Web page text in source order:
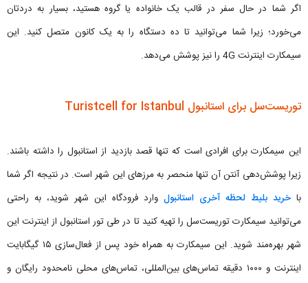
اگر شما در حال سفر در قالب یک خانواده یا گروه هستید، بسیار به دردتان
می‌خورد؛ زیرا شما می‌توانید تا ده دستگاه را به یک کانون متصل کنید. این
سیمکارت اینترنت 4G را نیز پوشش می‌دهد.
توریست‌سل برای استانبول Turistcell for Istanbul
این سیمکارت برای افرادی است که تنها قصد بازدید از استانبول را داشته باشند.
زیرا پوشش‌دهی آنتن آن تنها منحصر به مرزهای این شهر است. در نتیجه اگر شما
با خرید بلیط لحظه آخری استانبول وارد فرودگاه این شهر شوید، به راحتی
می‌توانید سیمکارت توریست‌سل را تهیه کنید تا در طی تور استانبول از اینترنت این
شهر بهره‌مند شوید. این سیمکارت به همراه خود پس از فعال‌سازی ۱۵ گیگابایت
اینترنت و ۱۰۰۰ دقیقه تماس‌های بین‌المللی، تماس‌های محلی نامحدود رایگان و